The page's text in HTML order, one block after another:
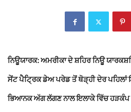
ਨਿਊਯਾਰਕ:ਅਮਰੀਕਾ ਦੇ ਸ਼ਹਿਰਨਿਊ
ਸੇਂਟ ਪੈਟ੍ਰਿਕ ਡੇਅ ਪਰੇਡ ਤੋਂ ਥੋੜ੍ਹੀ ਦੇਰ
ਭਿਆਨਕ ਅੱਗ ਲੱਗਣ ਨਾਲ ਇਲਾਕੇ ਵਿੱਚ